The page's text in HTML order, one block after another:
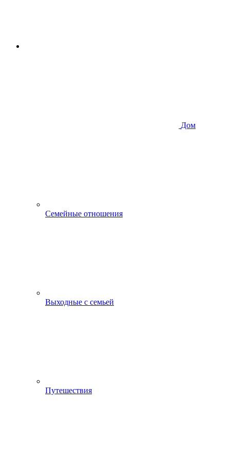
Дом
Семейные отношения
Выходные с семьей
Путешествия